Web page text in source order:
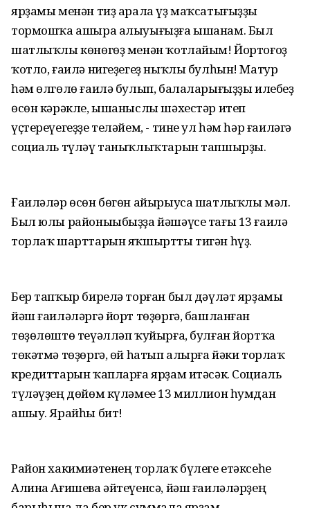
ярҙамы менән тиҙ арала үҙ маҡсатығыҙҙы
тормошҡа ашыра алыуығыҙға ышанам. Был
шатлыҡлы көнөгөҙ менән ҡотлайым! Йортоғоҙ
ҡотло, ғаилә нигеҙегеҙ ныҡлы булһын! Матур
һәм өлгөлө ғаилә булып, балаларығыҙҙы илебеҙ
өсөн кәрәкле, ышаныслы шәхестәр итеп
үҫтереүегеҙҙе теләйем, - тине ул һәм һәр ғаиләгә
социаль түләү таныҡлыҡтарын тапшырҙы.
Ғаиләләр өсөн бөгөн айырыуса шатлыҡлы мәл.
Был юлы районыыбыҙҙа йәшәүсе тағы 13 ғаилә
торлаҡ шарттарын яҡшыртты тигән һүҙ.
Бер тапҡыр бирелә торған был дәүләт ярҙамы
йәш ғаиләләргә йорт төҙөргә, башланған
төҙөлөштө теүәлләп ҡуйырға, булған йортҡа
төкәтмә төҙөргә, өй һатып алырға йәки торлаҡ
кредиттарын ҡапларға ярҙам итәсәк. Социаль
түләүҙең дөйөм күләмее 13 миллион һумдан
ашыу. Ярайһы бит!
Район хакимиәтенең торлаҡ бүлеге етәксеһе
Алина Ағишева әйтеүенсә, йәш ғаиләләрҙең